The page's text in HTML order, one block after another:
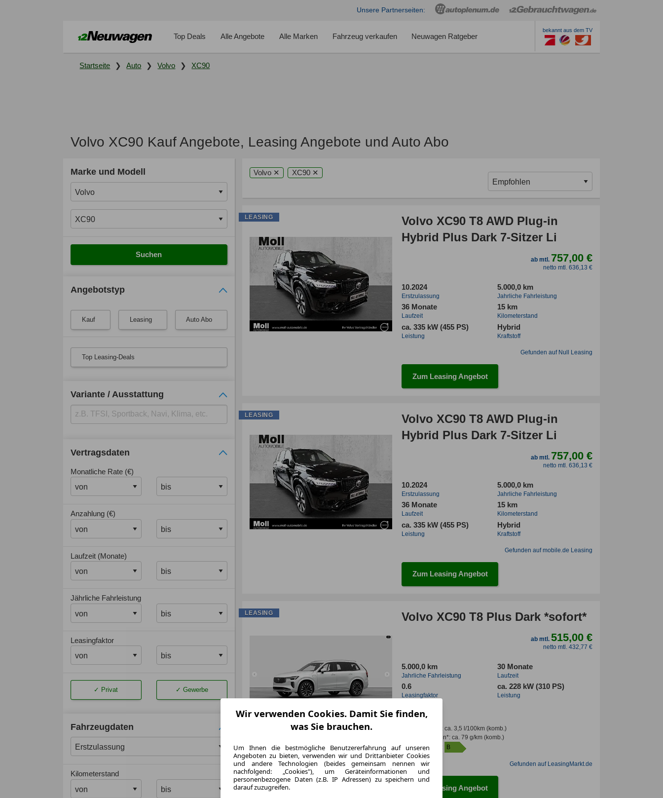
Unsere Partnerseiten:
Top Deals Alle Angebote Alle Marken Fahrzeug verkaufen Neuwagen Ratgeber
bekannt aus dem TV
Startseite Auto Volvo XC90
Volvo XC90 Kauf Angebote, Leasing Angebote und Auto Abo
Marke und Modell
Suchen
Angebotstyp
Kauf Leasing Auto Abo
Top Leasing-Deals
Variante / Ausstattung
Vertragsdaten
Monatliche Rate (€)
Anzahlung (€)
Laufzeit (Monate)
Jährliche Fahrleistung
Leasingfaktor
Privat Gewerbe
Fahrzeugdaten
Kilometerstand
Volvo ✕ XC90 ✕
Volvo XC90 T8 AWD Plug-in
Hybrid Plus Dark 7-Sitzer Li
ab mtl. 757,00 €
netto mtl. 636,13 €
10.2024
Erstzulassung
5.000,0 km
Jahrliche Fahrleistung
36 Monate
Laufzeit
15 km
Kilometerstand
ca. 335 kW (455 PS)
Leistung
Hybrid
Kraftstoff
Gefunden auf Null Leasing
Zum Leasing Angebot
LEASING
Volvo XC90 T8 AWD Plug-in
Hybrid Plus Dark 7-Sitzer Li
ab mtl. 757,00 €
netto mtl. 636,13 €
10.2024
Erstzulassung
5.000,0 km
Jahrliche Fahrleistung
36 Monate
Laufzeit
15 km
Kilometerstand
ca. 335 kW (455 PS)
Leistung
Hybrid
Kraftstoff
Gefunden auf mobile.de Leasing
Zum Leasing Angebot
LEASING
Volvo XC90 T8 Plus Dark *sofort*
ab mtl.515,00 €
netto mtl. 432,77 €
5.000,0 km
Jahrliche Fahrleistung
30 Monate
Laufzeit
0.6
Leasingfaktor
ca. 228 kW (310 PS)
Leistung
Kraftstoff
Kraftstoffverbr.¹: ca. 3,5 l/100km(komb.)
-Emissionen*: ca. 79 g/km(komb.)
Effizienzklasse:
B
Gefunden auf LeasingMarkt.de
Zum Leasing Angebot
LEASING
Wir verwenden Cookies. Damit Sie finden,
was Sie brauchen.
Um Ihnen die bestmögliche Benutzererfahrung auf unseren
Angeboten zu bieten, verwenden wir und Drittanbieter Cookies
und andere Technologien (beides gemeinsam nennen wir
nachfolgend: „Cookies"), um Geräteinformationen und
personenbezogene Daten (z.B. IP Adressen) zu speichern und
darauf zuzugreifen.